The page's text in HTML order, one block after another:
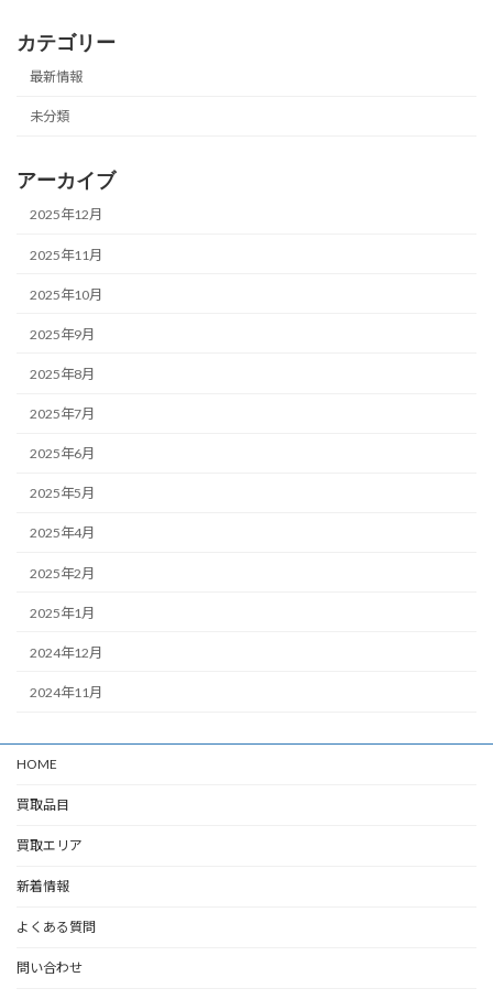
カテゴリー
最新情報
未分類
アーカイブ
2025年12月
2025年11月
2025年10月
2025年9月
2025年8月
2025年7月
2025年6月
2025年5月
2025年4月
2025年2月
2025年1月
2024年12月
2024年11月
HOME
買取品目
買取エリア
新着情報
よくある質問
問い合わせ